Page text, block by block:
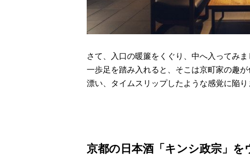
さて、入口の暖簾をくぐり、中へ入ってみま
一歩足を踏み入れると、そこは京町家の趣
漂い、タイムスリップしたような感覚に陥り
京都の日本酒「キンシ政宗」